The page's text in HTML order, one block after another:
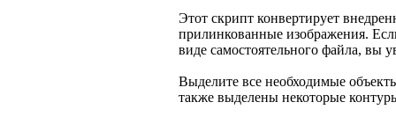
Этот скрипт конвертирует
прилинкованные изображения.
виде самостоятельного файла, вы
Выделите все необходимые
также выделены некоторые